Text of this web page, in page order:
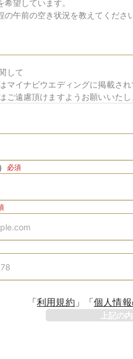
して
マイナビウエディングに掲載さ
ご遠慮頂けますようお願いいたし
必須
「利用規約 」 「個人情
上記の